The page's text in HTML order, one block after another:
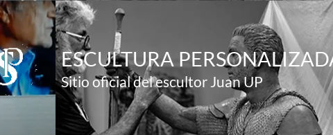
ESCULTURA
Sitio oficial del escultor Juan UP